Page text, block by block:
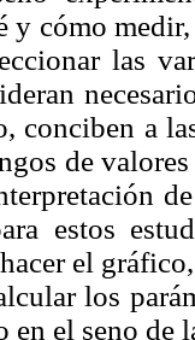
y cómo
las
conciben a
de
estos
el
los
en el seno de